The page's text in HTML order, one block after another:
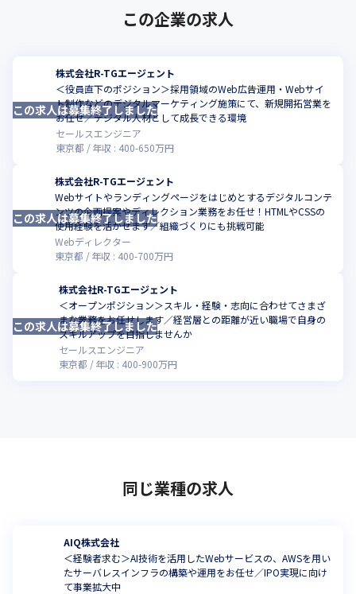
この企業の求人
株式会社R-TGエージェント
＜役員直下のポジション＞採用領域のWeb広告運用・Webサイ
ト制作などのデジタルマーケティング施策にて、新規開拓営業を
お任せ／デジタル人材として成長できる環境
セールスエンジニア
東京都
年収 : 400-650万円
この求人は募集終了しました
株式会社R-TGエージェント
Webサイトやランディングページをはじめとするデジタルコンテ
ンツの企画提案やディレクション業務をお任せ！HTMLやCSSの
使用経験を活かせます／組織づくりにも挑戦可能
Webディレクター
東京都
年収 : 400-700万円
この求人は募集終了しました
株式会社R-TGエージェント
＜オープンポジション＞スキル・経験・志向に合わせてさまざ
まな業務をお任せします／経営層との距離が近い職場で自身の
スキルアップを目指しませんか
セールスエンジニア
東京都
年収 : 400-900万円
この求人は募集終了しました
同じ業種の求人
AIQ株式会社
＜経験者求む＞AI技術を活用したWebサービスの、AWSを用い
たサーバレスインフラの構築や運用をお任せ／IPO実現に向け
て事業拡大中